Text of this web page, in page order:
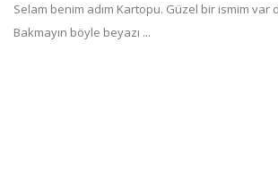
Selam benim adım Kartopu. Güzel bir ismim var
Bakmayın böyle beyazı ...